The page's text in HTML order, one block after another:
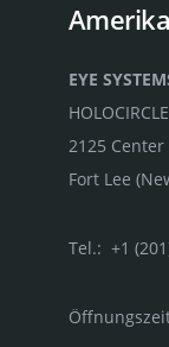
EYE
2125
Fort Lee
Tel.: +1